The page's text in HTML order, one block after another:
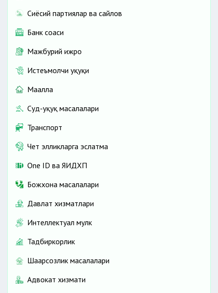
Сиёсий партиялар ва сайлов
Банк соҳаси
Мажбурий ижро
Истеъмолчи ҳуқуқи
Маҳалла
Суд-ҳуқуқ масалалари
Транспорт
Чет элликларга эслатма
One ID ва ЯИДХП
Божхона масалалари
Давлат хизматлари
Интеллектуал мулк
Тадбиркорлик
Шаҳарсозлик масалалари
Адвокат хизмати